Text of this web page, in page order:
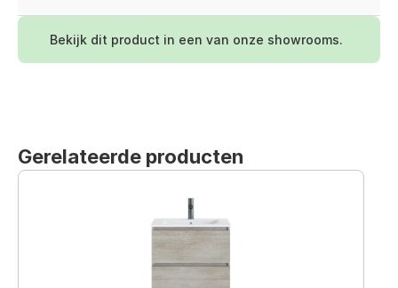
Bekijk dit product in een van onze showrooms.
Gerelateerde producten